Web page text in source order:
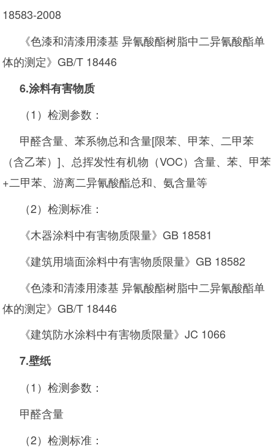
18583-2008
《色漆和清漆用漆基 异氰酸酯树脂中二异氰酸酯单
体的测定》GB/T 18446
6.涂料有害物质
（1）检测参数：
甲醛含量、苯系物总和含量[限苯、甲苯、二甲苯
（含乙苯）]、总挥发性有机物（VOC）含量、苯、甲苯
+二甲苯、游离二异氰酸酯总和、氨含量等
（2）检测标准：
《木器涂料中有害物质限量》GB 18581
《建筑用墙面涂料中有害物质限量》GB 18582
《色漆和清漆用漆基 异氰酸酯树脂中二异氰酸酯单
体的测定》GB/T 18446
《建筑防水涂料中有害物质限量》JC 1066
7.壁纸
（1）检测参数：
甲醛含量
（2）检测标准：